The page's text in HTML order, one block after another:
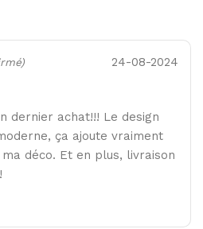
24-08-2024
dernier achat!!! Le design
ça ajoute vraiment
déco. Et en plus, livraison